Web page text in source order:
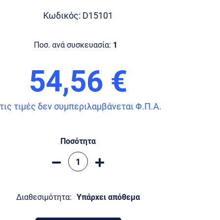
Κωδικός: D15101
Ποσ. ανά συσκευασία: 1
54,56 €
τιμές δεν συμπεριλαμβάνεται Φ.Π.Α.
Ποσότητα
Διαθεσιμότητα: Υπάρχει απόθεμα